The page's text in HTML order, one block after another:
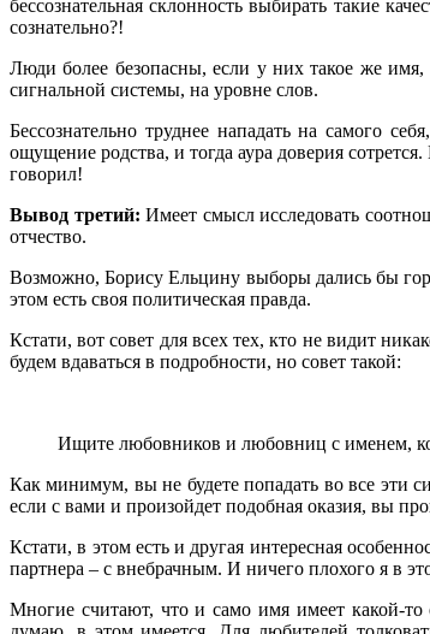
бессознательная склонность выбирать такие
сознательно?!
Люди более безопасны, если у них такое же
сигнальной системы, на уровне слов.
Бессознательно труднее нападать на самого
ощущение родства, и тогда аура доверия
говорил!
Вывод третий: Имеет смысл исследовать
отчество.
Возможно, Борису Ельцину выборы дались бы
этом есть своя политическая правда.
Кстати, вот совет для всех тех, кто не видит
будем вдаваться в подробности, но совет такой:
Ищите любовников и любовниц с именем,
Как минимум, вы не будете попадать во все эти
если с вами и произойдет подобная оказия, вы
Кстати, в этом есть и другая интересная
партнера – с внебрачным. И ничего плохого я в
Многие считают, что и само имя имеет какой-